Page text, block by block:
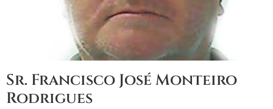
Sr. Francisco José Monteiro
Rodrigues